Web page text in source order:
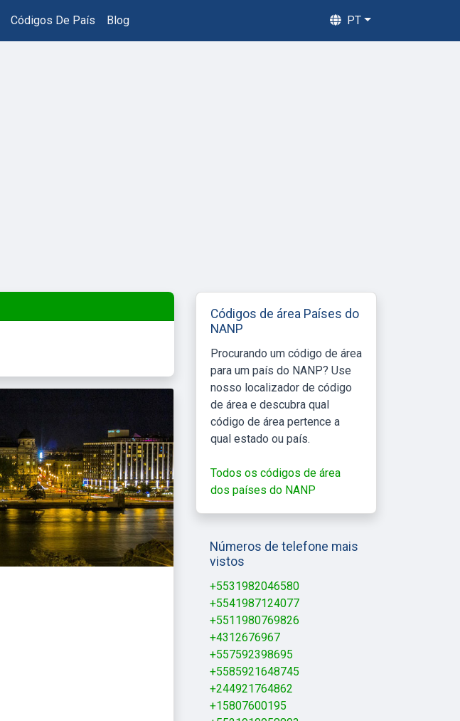
Códigos De País Blog PT
Códigos de área Países do
NANP
Procurando um código de área
para um país do NANP? Use
nosso localizador de código
de área e descubra qual
código de área pertence a
qual estado ou país.
Todos os códigos de área
dos países do NANP
Números de telefone mais
vistos
+5531982046580
+5541987124077
+5511980769826
+4312676967
+557592398695
+5585921648745
+244921764862
+15807600195